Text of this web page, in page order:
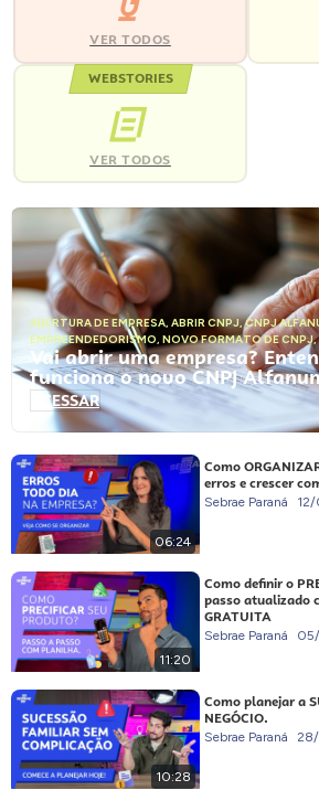
VER TODOS
WEBSTORIES
VER TODOS
ABERTURA DE EMPRESA, ABRIR CNPJ,CNPJ
EMPREENDEDORISMO, NOVO FORMATO DE CNPJ,
Vai abrir uma empresa?
funciona o novo CNPJ
ACESSAR
06:24
Como
erros e crescer
Sebrae Paraná
11:20
Como definir o
passo atualizado
GRATUITA
Sebrae Paraná
10:28
Como planejar a
NEGÓCIO.
Sebrae Paraná